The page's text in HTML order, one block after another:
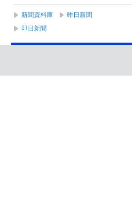
新聞資料庫 昨日新聞
即日新聞